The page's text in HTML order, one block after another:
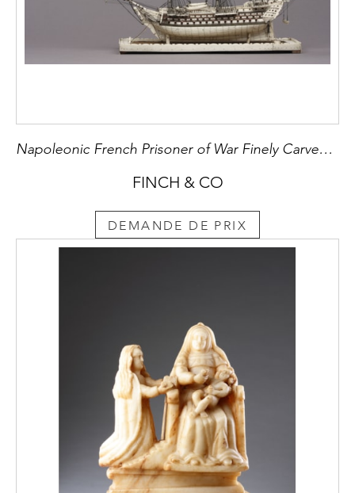
Napoleonic French Prisoner of War Finely Carved and Detailed Scale Model of a 124 Gun First Rate Ship of the Line
FINCH & CO
DEMANDE DE PRIX